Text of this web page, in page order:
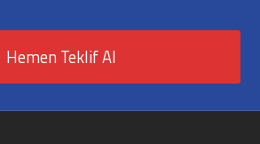
Hemen Teklif Al